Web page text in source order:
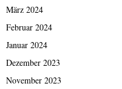
März 2024
Februar 2024
Januar 2024
Dezember 2023
November 2023